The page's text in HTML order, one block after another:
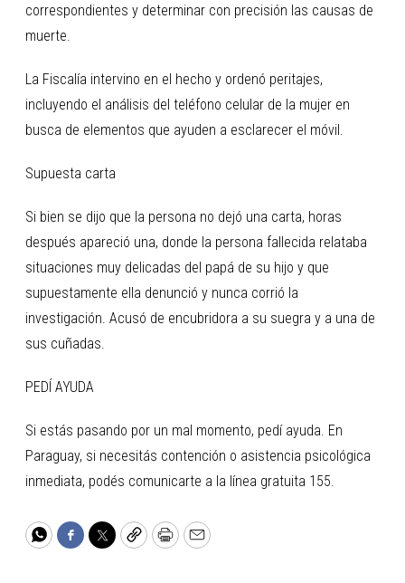
correspondientes y determinar con precisión las causas de
muerte.
La Fiscalía intervino en el hecho y ordenó peritajes,
incluyendo el análisis del teléfono celular de la mujer en
busca de elementos que ayuden a esclarecer el móvil.
Supuesta carta
Si bien se dijo que la persona no dejó una carta, horas
después apareció una, donde la persona fallecida relataba
situaciones muy delicadas del papá de su hijo y que
supuestamente ella denunció y nunca corrió la
investigación. Acusó de encubridora a su suegra y a una de
sus cuñadas.
PEDÍ AYUDA
Si estás pasando por un mal momento, pedí ayuda. En
Paraguay, si necesitás contención o asistencia psicológica
inmediata, podés comunicarte a la línea gratuita 155.
WhatsApp
Facebook
TwitterCopyPrintEmail